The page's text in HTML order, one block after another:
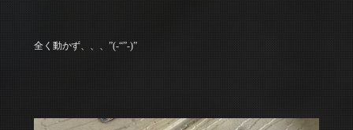
全く動かず、、、”(-“”-)”